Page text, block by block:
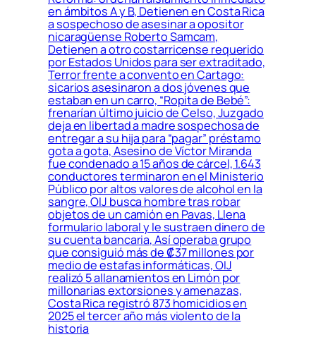
en ámbitos A y B, Detienen en Costa Rica
a sospechoso de asesinar a opositor
nicaragüense Roberto Samcam,
Detienen a otro costarricense requerido
por Estados Unidos para ser extraditado,
Terror frente a convento en Cartago:
sicarios asesinaron a dos jóvenes que
estaban en un carro, “Ropita de Bebé”:
frenarían último juicio de Celso, Juzgado
deja en libertad a madre sospechosa de
entregar a su hija para “pagar” préstamo
gota a gota, Asesino de Víctor Miranda
fue condenado a 15 años de cárcel, 1.643
conductores terminaron en el Ministerio
Público por altos valores de alcohol en la
sangre, OIJ busca hombre tras robar
objetos de un camión en Pavas, Llena
formulario laboral y le sustraen dinero de
su cuenta bancaria, Así operaba grupo
que consiguió más de ₡37 millones por
medio de estafas informáticas, OIJ
realizó 5 allanamientos en Limón por
millonarias extorsiones y amenazas,
Costa Rica registró 873 homicidios en
2025 el tercer año más violento de la
historia